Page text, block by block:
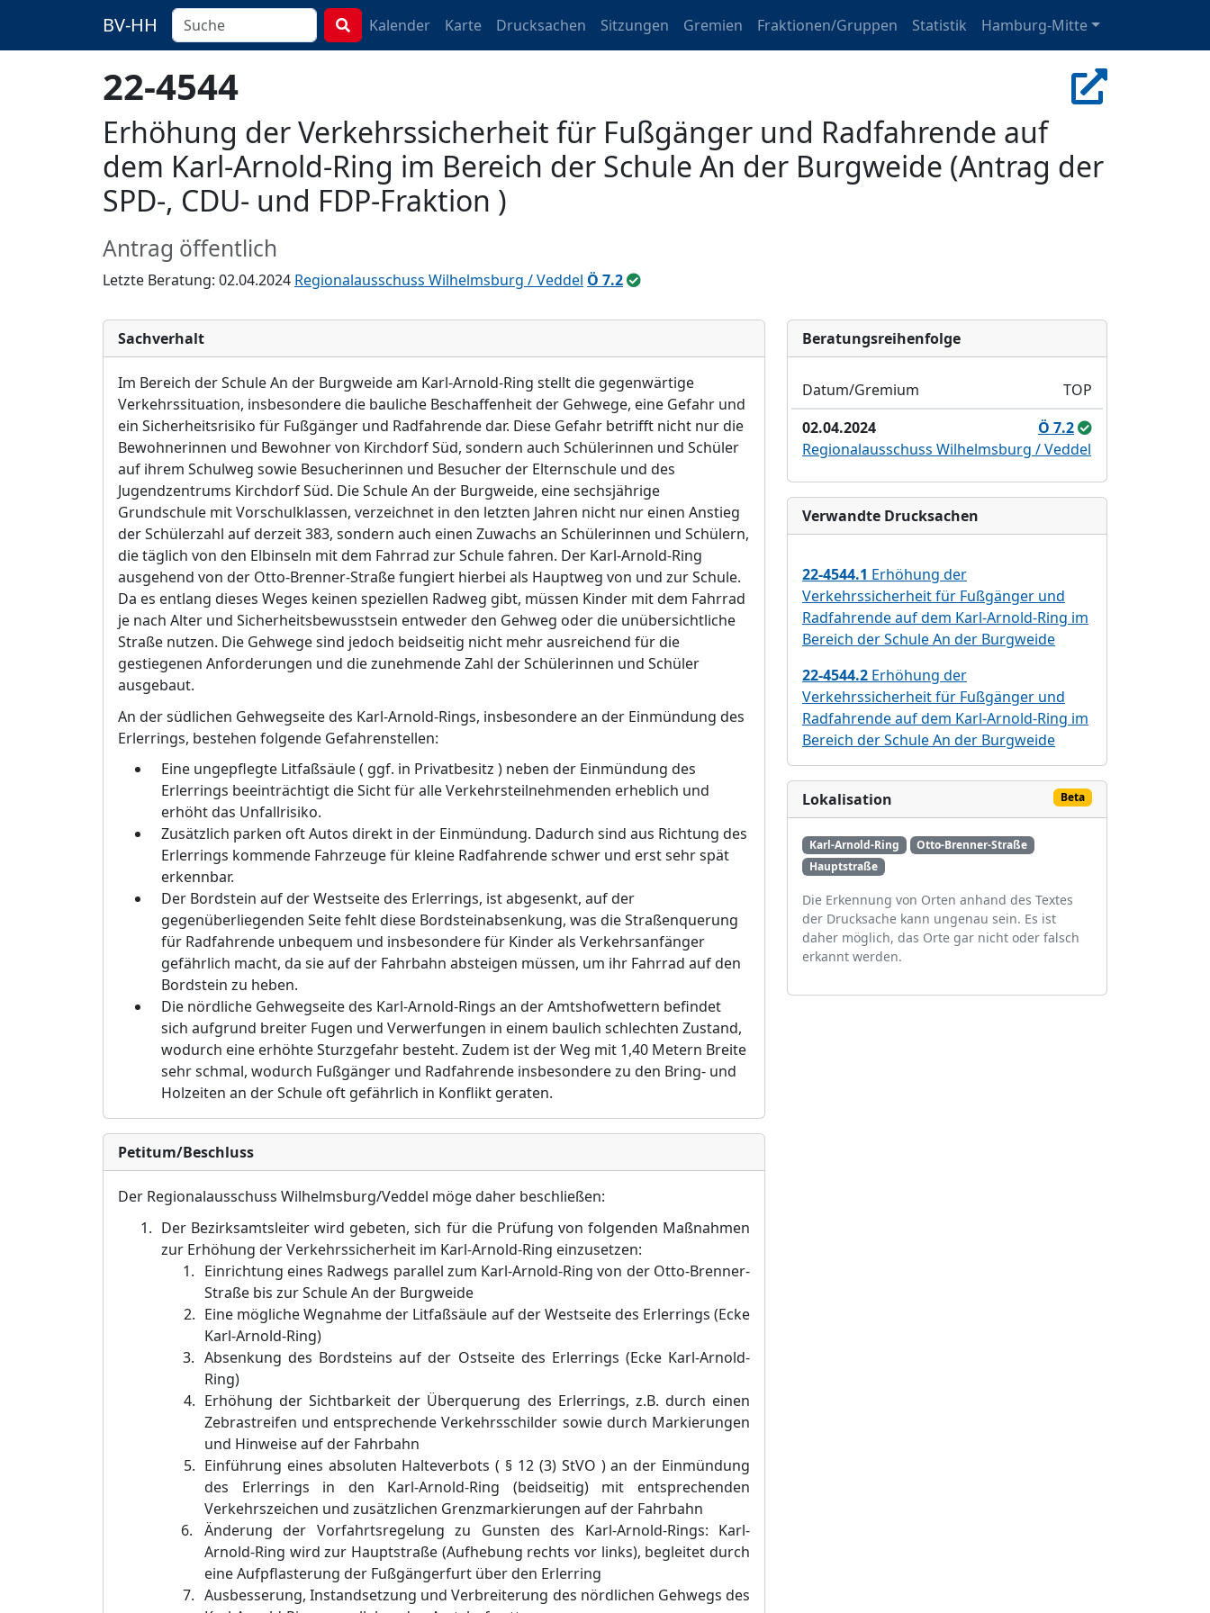
BV-HH Kalender Karte Drucksachen Sitzungen Gremien Fraktionen/Gruppen Statistik Hamburg-Mitte
22-4544
Erhöhung der Verkehrssicherheit für Fußgänger und Radfahrende auf
dem Karl-Arnold-Ring im Bereich der Schule An der Burgweide (Antrag der
SPD-, CDU- und FDP-Fraktion )
Antrag öffentlich
Letzte Beratung: 02.04.2024 Regionalausschuss Wilhelmsburg / Veddel Ö 7.2
Sachverhalt
Im Bereich der Schule An der Burgweide am Karl-Arnold-Ring stellt die gegenwärtige
Verkehrssituation, insbesondere die bauliche Beschaffenheit der Gehwege, eine Gefahr und
ein Sicherheitsrisiko für Fußgänger und Radfahrende dar. Diese Gefahr betrifft nicht nur die
Bewohnerinnen und Bewohner von Kirchdorf Süd, sondern auch Schülerinnen und Schüler
auf ihrem Schulweg sowie Besucherinnen und Besucher der Elternschule und des
Jugendzentrums Kirchdorf Süd. Die Schule An der Burgweide, eine sechsjährige
Grundschule mit Vorschulklassen, verzeichnet in den letzten Jahren nicht nur einen Anstieg
der Schülerzahl auf derzeit 383, sondern auch einen Zuwachs an Schülerinnen und Schülern,
die täglich von den Elbinseln mit dem Fahrrad zur Schulefahren. Der Karl-Arnold-Ring
ausgehend von der Otto-Brenner-Straße fungiert hierbei als Hauptweg von und zur Schule.
Da es entlang dieses Weges keinen speziellen Radweg gibt, müssen Kinder mit dem Fahrrad
je nach Alter und Sicherheitsbewusstsein entweder den Gehweg oder die unübersichtliche
Straße nutzen. Die Gehwege sind jedoch beidseitig nicht mehr ausreichend für die
gestiegenen Anforderungen und die zunehmende Zahl der Schülerinnen und Schüler
ausgebaut.
An der südlichen Gehwegseite des Karl-Arnold-Rings, insbesondere an der Einmündung des
Erlerrings, bestehen folgende Gefahrenstellen:
Eine ungepflegte Litfaßsäule ( ggf. in Privatbesitz ) neben der Einmündung des
Erlerrings beeinträchtigt die Sicht für alle Verkehrsteilnehmenden erheblich und
erhöht das Unfallrisiko.
Zusätzlich parken oft Autos direkt in der Einmündung. Dadurch sind aus Richtung des
Erlerrings kommende Fahrzeuge für kleine Radfahrende schwer und erst sehr spät
erkennbar.
Der Bordstein auf derWestseite des Erlerrings, ist abgesenkt, auf der
gegenüberliegenden Seite fehlt diese Bordsteinabsenkung, was die Straßenquerung
für Radfahrende unbequem und insbesondere für Kinder als Verkehrsanfänger
gefährlich macht, da sie auf der Fahrbahn absteigen müssen, um ihr Fahrrad auf den
Bordstein zu heben.
Die nördliche Gehwegseite des Karl-Arnold-Rings an der Amtshofwettern befindet
sich aufgrund breiter Fugen und Verwerfungen in einem baulich schlechten Zustand,
wodurch eine erhöhte Sturzgefahr besteht. Zudem ist der Weg mit 1,40 Metern Breite
sehr schmal, wodurch Fußgänger und Radfahrende insbesondere zu den Bring- und
Holzeiten an der Schule oft gefährlich in Konflikt geraten.
Petitum/Beschluss
Der Regionalausschuss Wilhelmsburg/Veddel möge daher beschließen:
Der Bezirksamtsleiter wird gebeten, sich für die Prüfung von folgenden Maßnahmen
zur Erhöhung der Verkehrssicherheit im Karl-Arnold-Ring einzusetzen:
Einrichtung eines Radwegs parallel zum Karl-Arnold-Ring von der Otto-Brenner-
Straße bis zur Schule An der Burgweide
Eine mögliche Wegnahme der Litfaßsäule auf der Westseite des Erlerrings (Ecke
Karl-Arnold-Ring)
Absenkung des Bordsteins auf der Ostseite des Erlerrings (Ecke Karl-Arnold-
Ring)
Erhöhung der Sichtbarkeit der Überquerung des Erlerrings, z.B. durch einen
Zebrastreifen und entsprechende Verkehrsschilder sowie durch Markierungen
und Hinweise auf der Fahrbahn
Einführung eines absoluten Halteverbots ( § 12 (3) StVO ) an der Einmündung
des Erlerrings in den Karl-Arnold-Ring (beidseitig) mit entsprechenden
Verkehrszeichen und zusätzlichen Grenzmarkierungen auf der Fahrbahn
Änderung der Vorfahrtsregelung zu Gunsten des Karl-Arnold-Rings: Karl-
Arnold-Ring wird zur Hauptstraße (Aufhebung rechts vor links), begleitet durch
eine Aufpflasterung der Fußgängerfurt über den Erlerring
Ausbesserung, Instandsetzung und Verbreiterung des nördlichen Gehwegs des
Bera­tungs­reihen­folge
Datum/Gremium
TOP
02.04.2024
Ö 7.2
Regionalausschuss Wilhelmsburg / Veddel
Verwandte Drucksachen
22-4544.1 Erhöhung der
Verkehrssicherheit für Fußgänger und
Radfahrende auf dem Karl-Arnold-Ring im
Bereich der Schule An der Burgweide
22-4544.2 Erhöhung der
Verkehrssicherheit für Fußgänger und
Radfahrende auf dem Karl-Arnold-Ring im
Bereich der Schule An der Burgweide
Lokalisation Beta
Karl-Arnold-Ring
Otto-Brenner-Straße
Hauptstraße
Die Erkennung von Orten anhand des Textes
der Drucksache kann ungenau sein. Es ist
daher möglich, das Orte gar nicht oder falsch
erkannt werden.